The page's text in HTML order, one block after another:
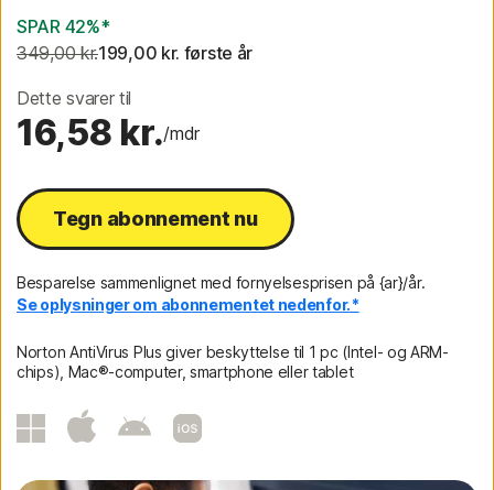
SPAR 42%*
349,00 kr.199,00 kr. første år
Dette svarer til
16,58 kr./mdr
Tegn abonnement nu
Besparelse sammenlignet med fornyelsesprisen på {ar}/år.
Se oplysninger om abonnementet nedenfor.*
Norton AntiVirus Plus giver beskyttelse til 1 pc (Intel- og ARM-
chips), Mac®-computer, smartphone eller tablet